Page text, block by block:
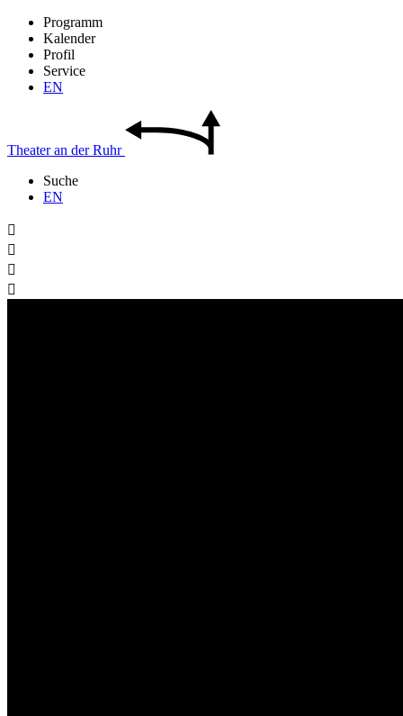
Programm
Kalender
Profil
Service
EN
Theateran derRuhr
Suche
EN



